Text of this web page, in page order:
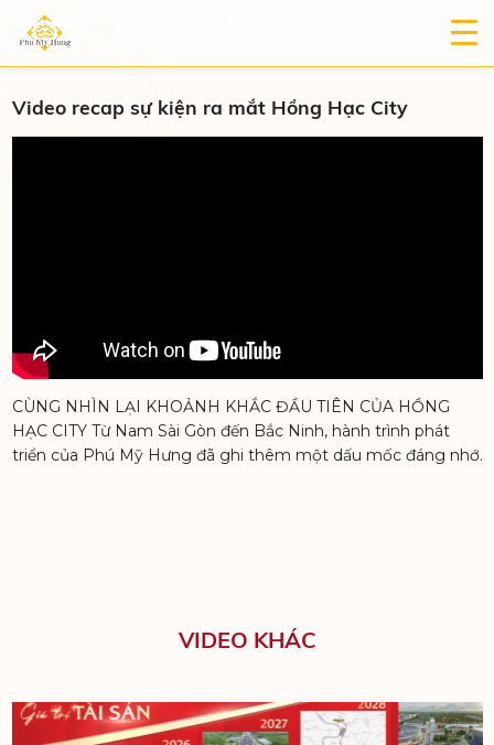
TRANG CHỦ
Video recap sự kiện ra mắt Hồng Hạc City
CÙNG NHÌN LẠI KHOẢNH KHẮC ĐẦU TIÊN CỦA HỒNG
HẠC CITY Từ Nam Sài Gòn đến Bắc Ninh, hành trình phát
triển của Phú Mỹ Hưng đã ghi thêm một dấu mốc đáng nhớ.
VIDEO KHÁC